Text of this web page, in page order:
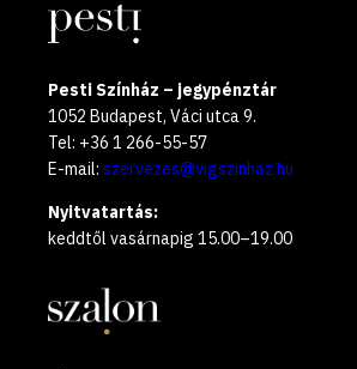
Pesti Színház – jegypénztár
1052 Budapest, Váci utca 9.
Tel: +36 1 266-55-57
E-mail: szervezes@vigszinhaz.hu
Nyitvatartás:
keddtől vasárnapig 15.00–19.00